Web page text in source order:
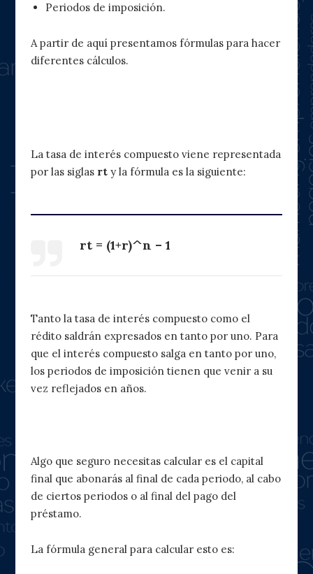
Periodos de imposición.
A partir de aquí presentamos fórmulas para hacer
diferentes cálculos.
La tasa de interés compuesto viene representada
por las siglas rt y la fórmula es la siguiente:
rt = (1+r)^n – 1
Tanto la tasa de interés compuesto como el
rédito saldrán expresados en tanto por uno. Para
que el interés compuesto salga en tanto por uno,
los periodos de imposición tienen que venir a su
vez reflejados en años.
Algo que seguro necesitas calcular es el capital
final que abonarás al final de cada periodo, al cabo
de ciertos periodos o al final del pago del
préstamo.
La fórmula general para calcular esto es: